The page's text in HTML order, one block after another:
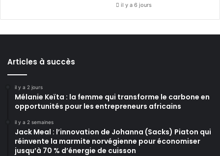
il y a 6 jours
Articles à succès
il y a 2 jours
Mélanie Keïta : la femme qui transforme le carbone en
opportunités pour les entrepreneurs africains
il y a 2 semaines
Jack Meal : l’innovation de Johanna (Sacks) Piaton qui
réinvente la marmite norvégienne pour économiser
jusqu’à 70 % d’énergie de cuisson